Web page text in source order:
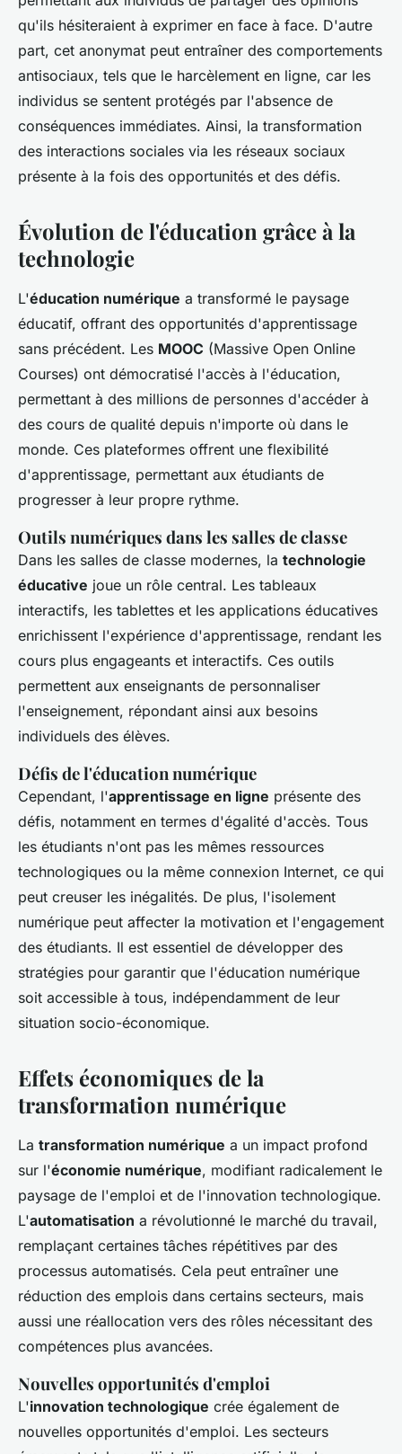
qu'ils hésiteraient à exprimer en face à face. D'autre
part, cet anonymat peut entraîner des comportements
antisociaux, tels que le harcèlement en ligne, car les
individus se sentent protégés par l'absence de
conséquences immédiates. Ainsi, la transformation
des interactions sociales via les réseaux sociaux
présente à la fois des opportunités et des défis.
Évolution de l'éducation grâce à la
technologie
L'éducation numérique a transformé le paysage
éducatif, offrant des opportunités d'apprentissage
sans précédent. Les MOOC (Massive Open Online
Courses) ont démocratisé l'accès à l'éducation,
permettant à des millions de personnes d'accéder à
des cours de qualité depuis n'importe où dans le
monde. Ces plateformes offrent une flexibilité
d'apprentissage, permettant aux étudiants de
progresser à leur propre rythme.
Outils numériques dans les salles de classe
Dans les salles de classe modernes, la technologie
éducative joue un rôle central. Les tableaux
interactifs, les tablettes et les applications éducatives
enrichissent l'expérience d'apprentissage, rendant les
cours plus engageants et interactifs. Ces outils
permettent aux enseignants de personnaliser
l'enseignement, répondant ainsi aux besoins
individuels des élèves.
Défis de l'éducation numérique
Cependant, l'apprentissage en ligne présente des
défis, notamment en termes d'égalité d'accès. Tous
les étudiants n'ont pas les mêmes ressources
technologiques ou la même connexion Internet, ce qui
peut creuser les inégalités. De plus, l'isolement
numérique peut affecter la motivation et l'engagement
des étudiants. Il est essentiel de développer des
stratégies pour garantir que l'éducation numérique
soit accessible à tous, indépendamment de leur
situation socio-économique.
Effets économiques de la
transformation numérique
La transformation numérique a un impact profond
sur l'économie numérique, modifiant radicalement le
paysage de l'emploi et de l'innovation technologique.
L'automatisation a révolutionné le marché du travail,
remplaçant certaines tâches répétitives par des
processus automatisés. Cela peut entraîner une
réduction des emplois dans certains secteurs, mais
aussi une réallocation vers des rôles nécessitant des
compétences plus avancées.
Nouvelles opportunités d'emploi
L'innovation technologique crée également de
nouvelles opportunités d'emploi. Les secteurs